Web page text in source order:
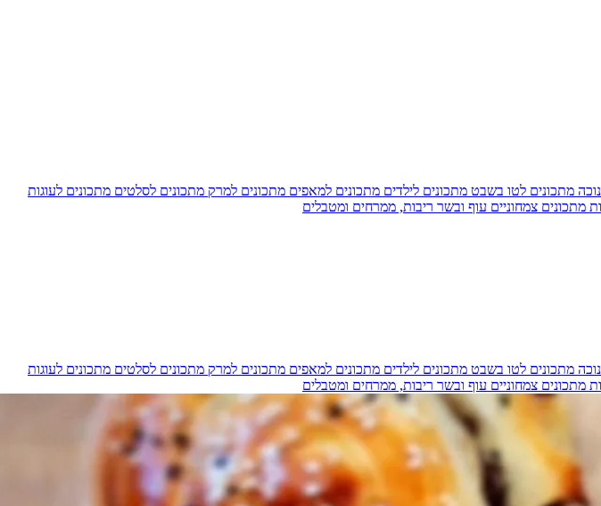
מתכונים לטו בשבט מתכונים לילדים מתכונים למאפים מתכונים למרק מתכונים לסלטים מתכונים לעוגות
מתכונים צמחוניים עוף ובשר ריבות, ממרחים ומטבלים
מתכונים לטו בשבט מתכונים לילדים מתכונים למאפים מתכונים למרק מתכונים לסלטים מתכונים לעוגות
מתכונים צמחוניים עוף ובשר ריבות, ממרחים ומטבלים